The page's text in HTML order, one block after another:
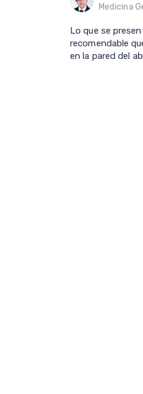
Medicina
Lo que se
recomendable
en la pared del